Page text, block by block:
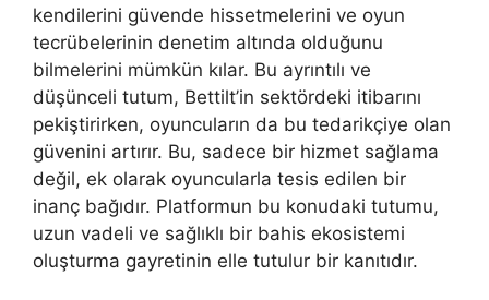
kendilerini güvende hissetmelerini ve oyun
tecrübelerinin denetim altında olduğunu
bilmelerini mümkün kılar. Bu ayrıntılı ve
düşünceli tutum, Bettilt’in sektördeki itibarını
pekiştirirken, oyuncuların da bu tedarikçiye olan
güvenini artırır. Bu, sadece bir hizmet sağlama
değil, ek olarak oyuncularla tesis edilen bir
inanç bağıdır. Platformun bu konudaki tutumu,
uzun vadeli ve sağlıklı bir bahis ekosistemi
oluşturma gayretinin elle tutulur bir kanıtıdır.